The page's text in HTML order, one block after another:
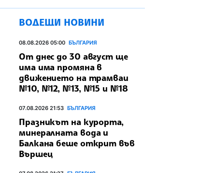
ВОДЕЩИ НОВИНИ
08.08.2026 05:00 БЪЛГАРИЯ
От днес до 30 август ще
има има промяна в
движението на трамваи
№10, №12, №13, №15 и №18
07.08.2026 21:53 БЪЛГАРИЯ
Празникът на курорта,
минералната вода и
Балкана беше открит във
Вършец